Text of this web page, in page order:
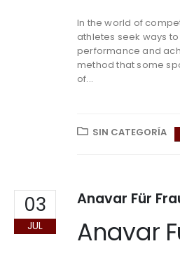
In the world of
athletes seek ways
performance and
method that some
of...
SIN CATEGORÍA
03
JUL
Anavar Für
Anavar